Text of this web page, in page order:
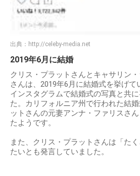
出典： http://celeby-media.net
2019年6月に結婚
クリス・プラットさんとキャサリン
さんは、2019年6月に結婚式を挙げ
インスタグラムで結婚式の写真と共
た。カリフォルニア州で行われた結
ットさんの元妻アンナ・ファリスさ
たようです。
また、クリス・プラットさんは「た
たいとも発言していました。